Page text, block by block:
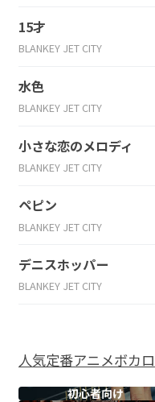
15才
BLANKEY JET CITY
水色
BLANKEY JET CITY
小さな恋のメロディ
BLANKEY JET CITY
ペピン
BLANKEY JET CITY
デニスホッパー
BLANKEY JET CITY
人気定番アニメボカロ
初心者向け